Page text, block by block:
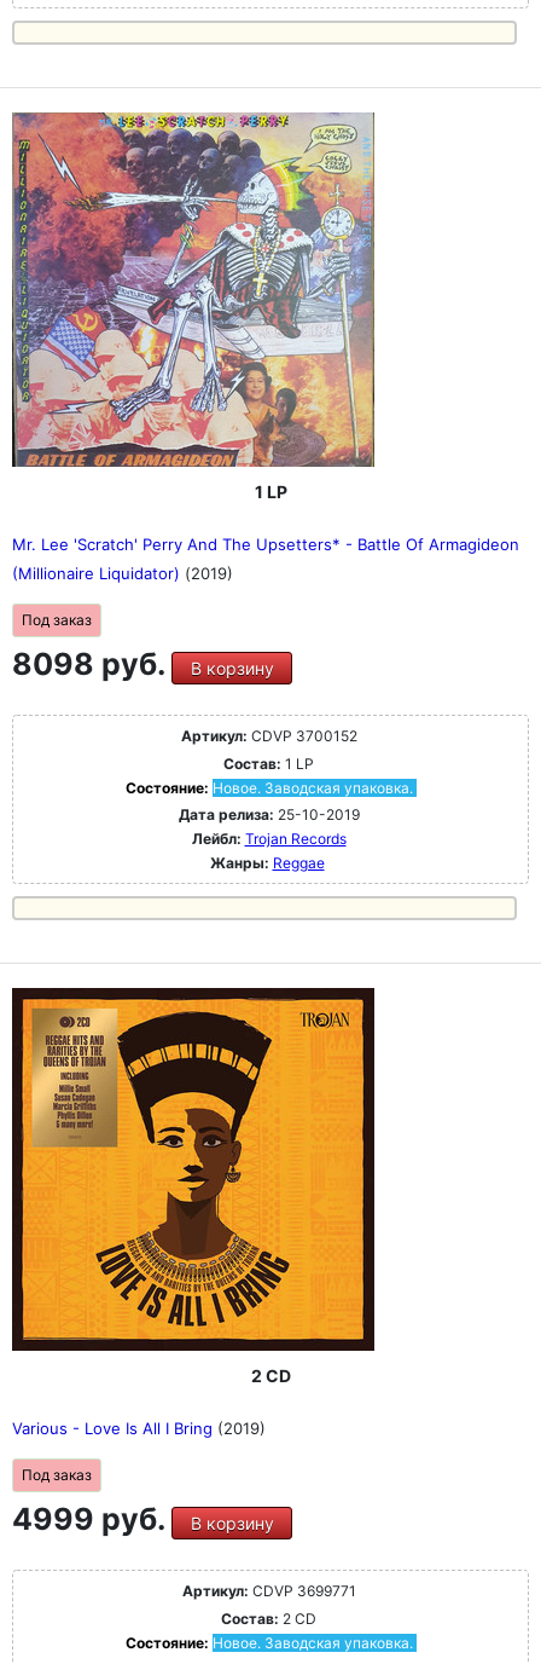
1 LP
Mr. Lee 'Scratch' Perry And The Upsetters* - Battle Of Armagideon
(Millionaire Liquidator) (2019)
Под заказ
8098 руб. В корзину
Артикул: CDVP 3700152
Состав: 1 LP
Состояние: Новое. Заводская упаковка.
Дата релиза: 25-10-2019
Лейбл: Trojan Records
Жанры: Reggae
2 CD
Various - Love Is All I Bring (2019)
Под заказ
4999 руб. В корзину
Артикул: CDVP 3699771
Состав: 2 CD
Состояние: Новое. Заводская упаковка.